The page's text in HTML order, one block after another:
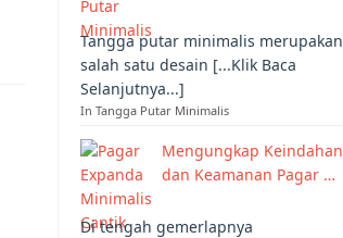
Tangga putar minimalis merupakan
salah satu desain [...Klik Baca
Selanjutnya...]
In Tangga Putar Minimalis
Mengungkap Keindahan
dan Keamanan Pagar …
Di tengah gemerlapnya